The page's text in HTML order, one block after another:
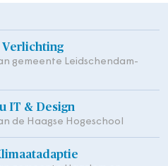
Verlichting
gemeente Leidschendam-
IT & Design
de Haagse Hogeschool